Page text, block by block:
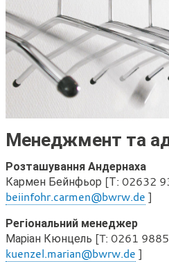
Менеджмент та
Розташування Андернаха
Кармен Бейнфьор [Т: 02632
beiinfohr.carmen@bwrw.de ]
Регіональний менеджер
Маріан Кюнцель [T: 0261
kuenzel.marian@bwrw.de ]